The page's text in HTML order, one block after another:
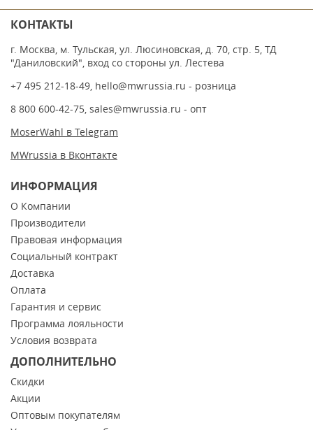
КОНТАКТЫ
г. Москва, м. Тульская, ул. Люсиновская, д. 70, стр. 5, ТД
"Даниловский", вход со стороны ул. Лестева
+7 495 212-18-49, hello@mwrussia.ru - розница
8 800 600-42-75, sales@mwrussia.ru - опт
MoserWahl в Telegram
MWrussia в Вконтакте
ИНФОРМАЦИЯ
О Компании
Производители
Правовая информация
Социальный контракт
Доставка
Оплата
Гарантия и сервис
Программа лояльности
Условия возврата
ДОПОЛНИТЕЛЬНО
Скидки
Акции
Оптовым покупателям